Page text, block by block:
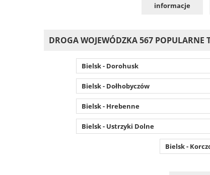
informacje
DROGA WOJEWÓDZKA 567 POPULARNE
Bielsk - Dorohusk
Bielsk - Dołhobyczów
Bielsk - Hrebenne
Bielsk - Ustrzyki Dolne
Bielsk -